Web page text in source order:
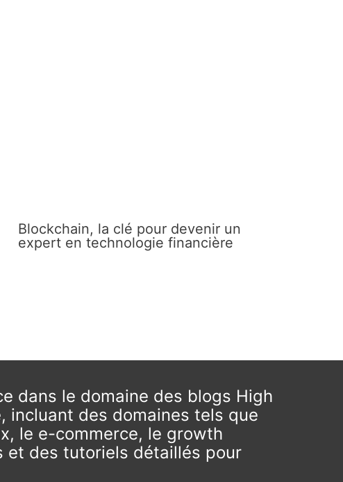
Blockchain, la clé pour devenir un
expert en technologie financière
dans le domaine des blogs High
incluant des domaines tels que
le e-commerce, le growth
et des tutoriels détaillés pour